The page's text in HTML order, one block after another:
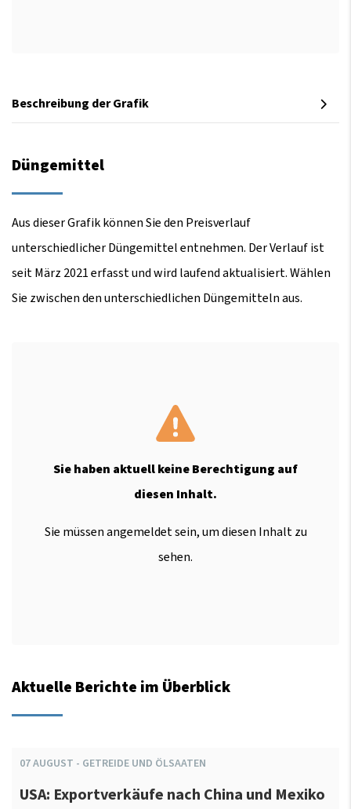
Beschreibung der Grafik
Düngemittel
Aus dieser Grafik können Sie den Preisverlauf
unterschiedlicher Düngemittel entnehmen. Der Verlauf ist
seit März 2021 erfasst und wird laufend aktualisiert. Wählen
Sie zwischen den unterschiedlichen Düngemitteln aus.
Sie haben aktuell keine Berechtigung auf
diesen Inhalt.
Sie müssen angemeldet sein, um diesen Inhalt zu
sehen.
Aktuelle Berichte im Überblick
07AUGUST - GETREIDE UND ÖLSAATEN
USA: Exportverkäufe nach China und Mexiko